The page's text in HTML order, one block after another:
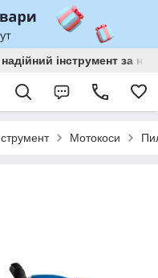
інструмент за
Мотокоси